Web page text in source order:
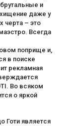
и
даже у
черта – это
Всегда
поприще и,
в поиске
рекламная
Во всяком
о яркой
Готи является